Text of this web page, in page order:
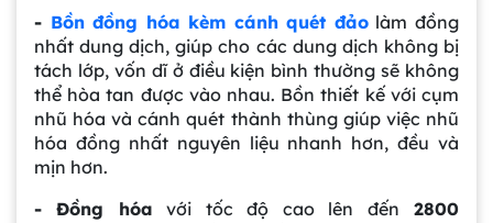
- Bồn đồng hóa kèm cánh quét đảolàm đồng
nhất dung dịch, giúp cho các dung dịch không bị
tách lớp, vốn dĩ ở điều kiện bình thường sẽ không
thể hòa tan được vào nhau. Bồn thiết kế với cụm
nhũ hóa và cánh quét thành thùng giúp việc nhũ
hóa đồng nhất nguyên liệu nhanh hơn, đều và
mịn hơn.
- Đồng hóa với tốc độ cao lên đến 2800